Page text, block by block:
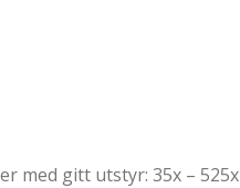
med gitt utstyr: 35x – 525x